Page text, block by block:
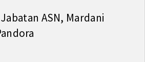
ASN, Mardani